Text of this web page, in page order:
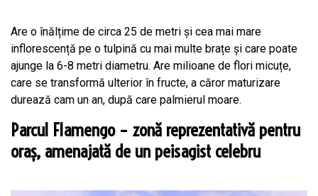
Are o înălțime de circa 25 de metri și cea mai mare
inflorescență pe o tulpină cu mai multe brațe și care poate
ajunge la 6-8 metri diametru. Are milioane de flori micuțe,
care se transformă ulterior în fructe, a căror maturizare
durează cam un an, după care palmierul moare.
Parcul Flamengo – zonă reprezentativă pentru
oraș, amenajată de un peisagist celebru